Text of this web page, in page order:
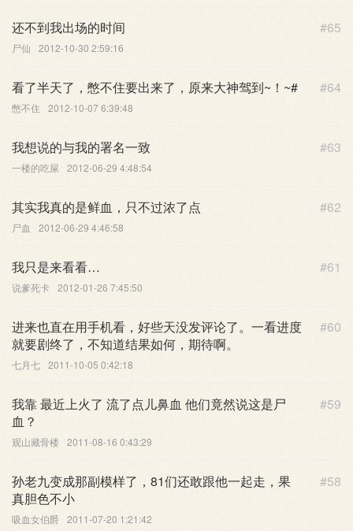
#65
还不到我出场的时间
尸仙 2012-10-30 2:59:16
#64
看了半天了，憋不住要出来了，原来大神驾到~！~#
憋不住 2012-10-07 6:39:48
#63
我想说的与我的署名一致
一楼的吃屎 2012-06-29 4:48:54
#62
其实我真的是鲜血，只不过浓了点
尸血 2012-06-29 4:46:58
#61
我只是来看看…
说爹死卡 2012-01-26 7:45:50
#60
进来也直在用手机看，好些天没发评论了。一看进度
就要剧终了，不知道结果如何，期待啊。
七月七 2011-10-05 0:42:18
#59
我靠 最近上火了 流了点儿鼻血 他们竟然说这是尸
血？
观山藏骨楼 2011-08-16 0:43:29
#58
孙老九变成那副模样了，81们还敢跟他一起走，果
真胆色不小
吸血女伯爵 2011-07-20 1:21:42